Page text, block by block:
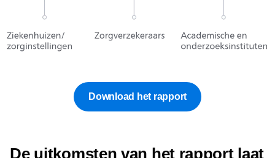
Download het rapport
De uitkomsten van het rapport laat